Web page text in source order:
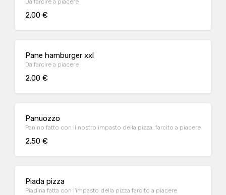
Da farcire a piacere
2.00 €
Pane hamburger xxl
Da farcire a piacere
2.00 €
Panuozzo
Panino fatto con il nostro impasto della pizza, farcito a piacere
2.50 €
Piada pizza
Piadina fatta con l'impasto della pizza farcito a piacere